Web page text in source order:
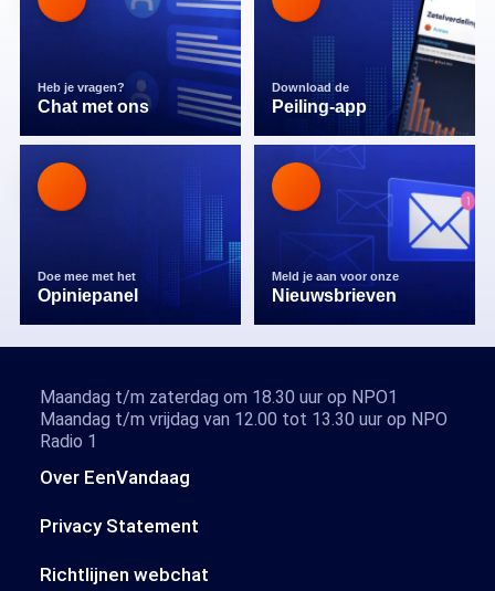
Heb je vragen?
Chat met ons
Download de
Peiling-app
Doe mee met het
Opiniepanel
Meld je aan voor onze
Nieuwsbrieven
Over EenVandaag
Privacy Statement
Richtlijnen webchat
Maandag t/m zaterdag om 18.30 uur op NPO1
Maandag t/m vrijdag van 12.00 tot 13.30 uur op NPO
Radio 1